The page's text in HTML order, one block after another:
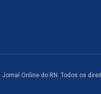
Jornal Online do RN. Todos os